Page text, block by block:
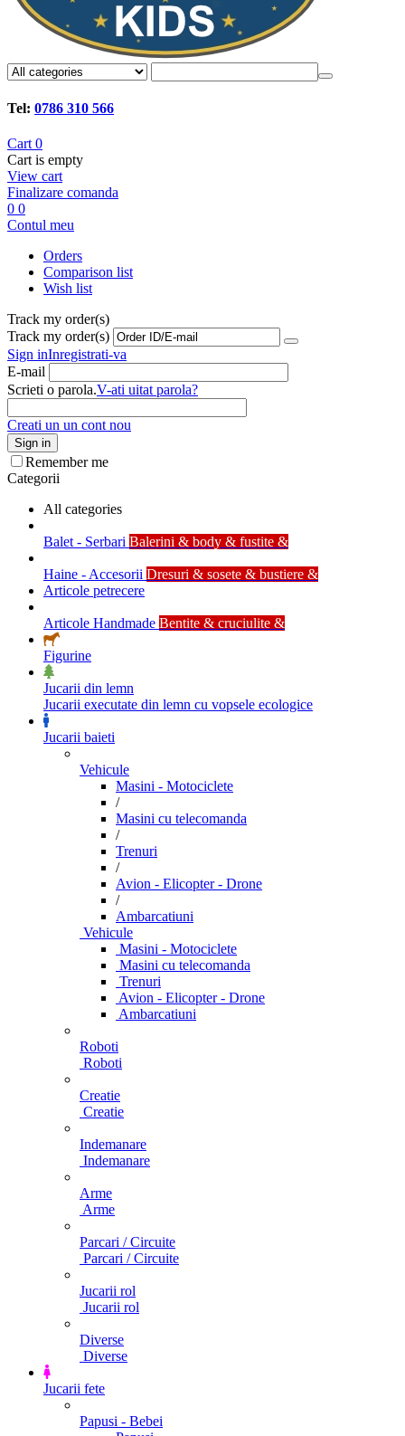
Tel: 0786 310 566
Cart 0
Cart is empty
View cart
Finalizare comanda
0 0
Contul meu
Orders
Comparison list
Wish list
Track my order(s)
Track my order(s)
Sign inInregistrati-va
E-mail
Scrieti o parola.V-ati uitat parola?
Creati un un cont nou
Sign in
Remember me
Categorii
All categories
Balet - Serbari Balerini & body & fustite &
Haine - Accesorii Dresuri & sosete & bustiere &
Articole petrecere
Articole Handmade Bentite & cruciulite &
Figurine
Jucarii din lemn
Jucarii executate din lemn cu vopsele ecologice
Jucarii baieti
Vehicule
Masini - Motociclete
/
Masini cu telecomanda
/
Trenuri
/
Avion - Elicopter - Drone
/
Ambarcatiuni
Vehicule
Masini - Motociclete
Masini cu telecomanda
Trenuri
Avion - Elicopter - Drone
Ambarcatiuni
Roboti
Roboti
Creatie
Creatie
Indemanare
Indemanare
Arme
Arme
Parcari / Circuite
Parcari / Circuite
Jucarii rol
Jucarii rol
Diverse
Diverse
Jucarii fete
Papusi - Bebei